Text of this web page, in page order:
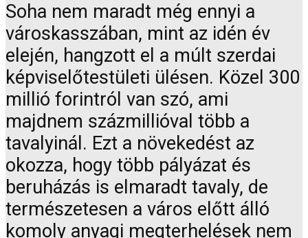
Soha nem maradt még ennyi a
városkasszában, mint az idén év
elején, hangzott el a múlt szerdai
képviselőtestületi ülésen. Közel 300
millió forintról van szó, ami
majdnem százmillióval több a
tavalyinál. Ezt a növekedést az
okozza, hogy több pályázat és
beruházás is elmaradt tavaly, de
természetesen a város előtt álló
komoly anyagi megterhelések nem